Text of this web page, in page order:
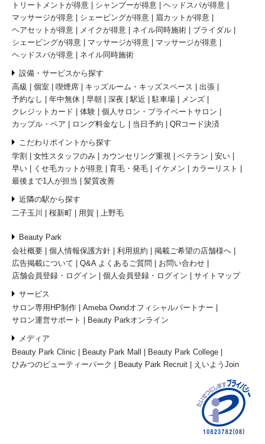
トリートメントが得意
シャンプーが得意
ヘッドスパが得意
マッサージが得意
シェービングが得意
眉カットが得意
ヘアセットが得意
メイクが得意 ネイル同時施術
ブライダル
シェービングが得意
マッサージが得意
マッサージが得意
ヘッドスパが得意
ネイル同時施術
設備・サービスから探す
高級
個室 喫煙席 キッズルーム・キッズスペース
出張
予約なし
年中無休 早朝 深夜 駅近 駐車場
メンズ
クレジットカード
体験
個人サロン・プライベートサロン
カップル・ペア
ロング料金なし 当日予約 QRコード決済
こだわりポイントから探す
学割
女性スタッフのみ カウンセリング重視 ベテラン
安い
早い
くせ毛カットが得意 育毛・発毛 イケメン
カラーリスト
最後まで1人が担当
髪質改善
近隣の駅から探す
二子玉川
桜新町 用賀 上野毛
Beauty Park
会社概要
個人情報保護方針 利用規約
掲載ご希望の店舗様へ
広告掲載について
Q&A よくあるご質問
お問い合わせ
店舗会員登録・ログイン
個人会員登録・ログイン サイトマップ
サービス
サロン専用HP制作
Ameba Owndオフィシャルパートナー
サロン運営サポート
Beauty Parkオンライン
メディア
Beauty Park Clinic
Beauty Park Mall
Beauty Park College
ひみつのビューティーパーク
Beauty Park Recruit えいようJoin